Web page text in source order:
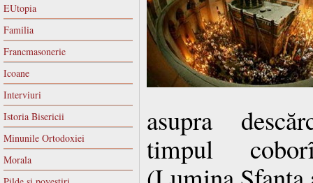
EUtopia
Familia
Francmasonerie
Icoane
Interviuri
Istoria Bisericii
Minunile Ortodoxiei
Morala
asupra
timpul